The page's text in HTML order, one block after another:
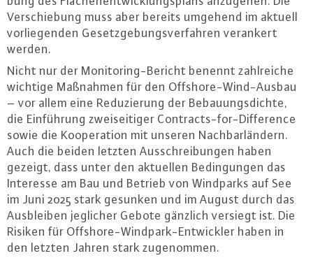
Ver­schie­bung muss aber bereits umgehend im aktuell
vor­lie­gen­den Ge­setz­ge­bungs­ver­fah­ren verankert
werden.
Nicht nur der Mo­ni­to­ring-Be­richt benennt zahl­rei­che
wichtige Maßnahmen für den Off­shore-Wind-Aus­bau
– vor allem eine Re­du­zie­rung der Be­bau­ungs­dich­te,
die Ein­füh­rung zwei­sei­ti­ger Contracts-for-Dif­fe­rence
sowie die Ko­ope­ra­ti­on mit unseren Nach­bar­län­dern.
Auch die beiden letzten Aus­schrei­bun­gen haben
gezeigt, dass unter den aktuellen Be­din­gun­gen das
Interesse am Bau und Betrieb von Windparks auf See
im Juni 2025 stark gesunken und im August durch das
Aus­blei­ben jeglicher Gebote gänzlich versiegt ist. Die
Risiken für Off­shore-Wind­park-Ent­wick­ler haben in
den letzten Jahren stark zu­ge­nom­men.